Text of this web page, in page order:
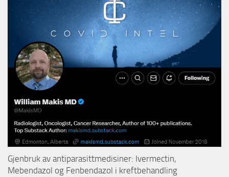
Gjenbruk av antiparasittmedisiner: Ivermectin,
Mebendazol og Fenbendazol i kreftbehandling